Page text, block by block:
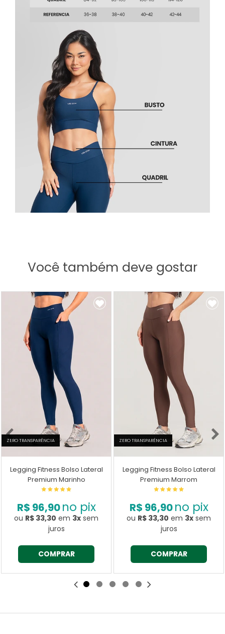
Você também deve gostar
ZERO TRANSPARÊNCIA
Legging Fitness Bolso Lateral
Premium Marinho
R$ 96,90no pix
ou R$ 33,30 em 3x sem
juros
COMPRAR
ZERO TRANSPARÊNCIA
Legging Fitness Bolso Lateral
Premium Marrom
R$ 96,90no pix
ou R$ 33,30 em 3x sem
juros
COMPRAR